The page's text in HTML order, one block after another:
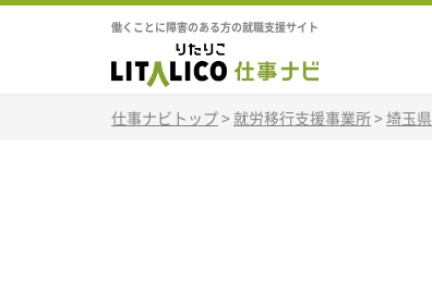
働くことに障害のある方の就職支援サイト
仕事ナビトップ> 就労移行支援事業所> 埼玉県